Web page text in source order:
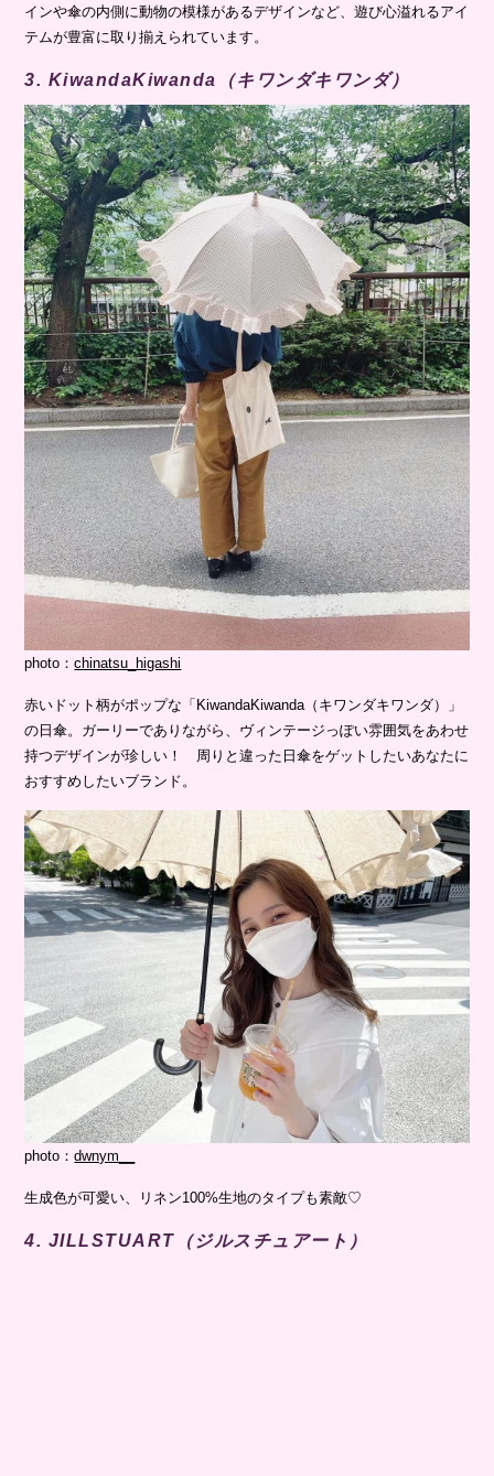
インや傘の内側に動物の模様があるデザインなど、遊び心溢れるアイ
テムが豊富に取り揃えられています。
3. KiwandaKiwanda（キワンダキワンダ）
photo：chinatsu_higashi
赤いドット柄がポップな「KiwandaKiwanda（キワンダキワンダ）」
の日傘。ガーリーでありながら、ヴィンテージっぽい雰囲気をあわせ
持つデザインが珍しい！ 周りと違った日傘をゲットしたいあなたに
おすすめしたいブランド。
photo：dwnym__
生成色が可愛い、リネン100%生地のタイプも素敵♡
4. JILLSTUART（ジルスチュアート）